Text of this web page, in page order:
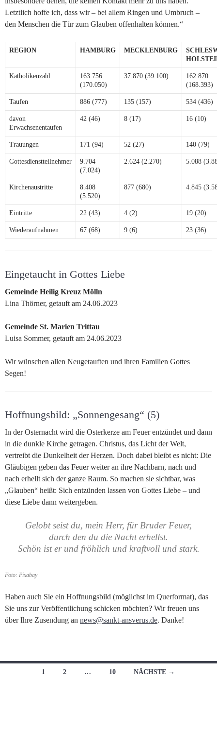
Letztlich hoffe ich, dass wir – bei allem Ringen und Umbruch –
den Menschen die Tür zum Glauben offenhalten können.“
REGION HAMBURG MECKLENBURG
Katholikenzahl
163.756
(170.050)
37.870 (39.100)
162.870
(168.393)
Taufen 886 (777) 135 (157) 534 (436)
davon
Erwachsenentaufen
42 (46) 8 (17) 16 (10)
Trauungen 171 (94) 52 (27) 140 (79)
Gottesdienstteilnehmer
9.704
(7.024)
2.624 (2.270) 5.088
Kirchenaustritte
8.408
(5.520)
877 (680) 4.845
Eintritte 22 (43) 4 (2) 19 (20)
Wiederaufnahmen 67 (68) 9 (6) 23 (36)
Eingetaucht in Gottes Liebe
Gemeinde Heilig Kreuz Mölln
Lina Thörner, getauft am 24.06.2023
Gemeinde St. Marien Trittau
Luisa Sommer, getauft am 24.06.2023
Wir wünschen allen Neugetauften und ihren Familien Gottes
Segen!
Hoffnungsbild: „Sonnengesang“ (5)
In der Osternacht wird die Osterkerze am Feuer entzündet und dann
in die dunkle Kirche getragen. Christus, das Licht der Welt,
vertreibt die Dunkelheit der Herzen. Doch dabei bleibt es nicht: Die
Gläubigen geben das Feuer weiter an ihre Nachbarn, nach und
nach erhellt sich der ganze Raum. So machen sie sichtbar, was
„Glauben“ heißt: Sich entzünden lassen von Gottes Liebe – und
diese Liebe dann weitergeben.
Gelobt seist du, mein Herr, für Bruder Feuer,
durch den du die Nacht erhellst.
Schön ist er und fröhlich und kraftvoll und stark.
Foto: Pixabay
Haben auch Sie ein Hoffnungsbild (möglichst im Querformat), das
Sie uns zur Veröffentlichung schicken möchten? Wir freuen uns
über Ihre Zusendung an news@sankt-ansverus.de. Danke!
Beitragsnavigation
1 2 … 10 NÄCHSTE →